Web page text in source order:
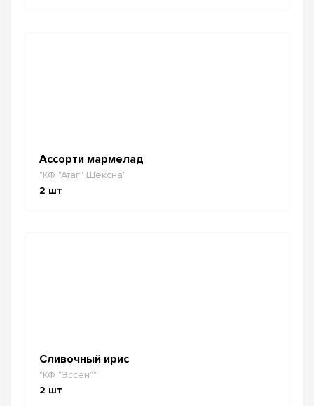
Ассорти мармелад
"КФ "Атаг" Шексна"
2 шт
Сливочный ирис
"КФ "Эссен""
2 шт